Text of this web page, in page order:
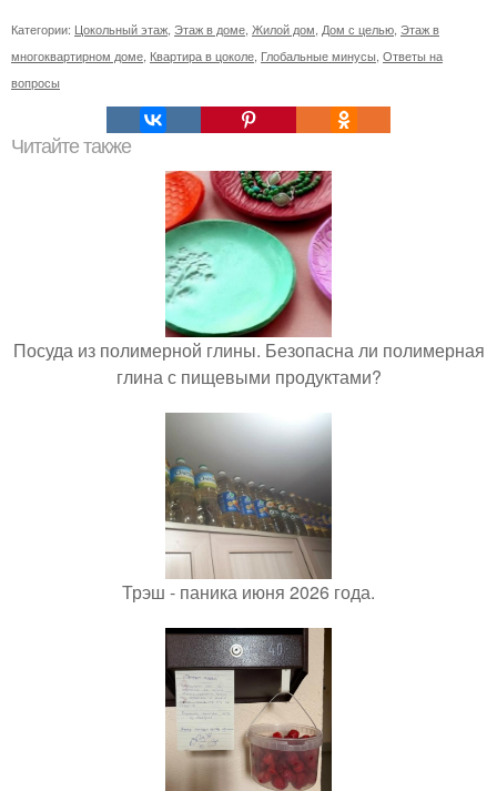
Категории: Цокольный этаж Этаж в доме Жилой дом Дом с целью Этаж в
многоквартирном доме Квартира в цоколе Глобальные минусы Ответы на
вопросы
Читайте также
Посуда из полимерной глины. Безопасна ли полимерная
глина с пищевыми продуктами?
Трэш - паника июня 2026 года.